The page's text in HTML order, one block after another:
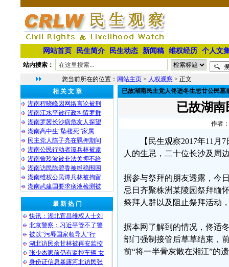
网站首页 民生简介 民生动态 新闻稿 维权经历 个人文
站内搜索：
您当前所在的位置： 网站主页 > 人权观察 > 正文
相 关 文 章
湖南程晓峰因网络言论被刑
湖南江水平被行政拘留罗群
湖南罗茜长沙病危友人探望
湖南高中生“坠楼死”家属
民主党人陈子亮在羁押期间
湖南公民行动者谭兵林被逮
湖南曾玲波被非法关押不给
湖南访民陈碧香被维稳围困
湖南维权公民谭兵林被拘留
湖南武建国要求痰液检测被
最 新 热 门
快讯：湖北宜昌维权人士刘
北京警察：习近平管不了警
被以“污辱国家领导人”行
湖北访民余甘林被再安监控
张少杰家前仍有监控车辆 女
身份证信息暴露河北访民张
已故湖南民主党人佟适冬生忌廿公民墓
已故湖
作者
【民生观察2017年11
人的生忌，二十位长沙及周
据参与祭拜的朋友透露，今
忌日齐聚株洲某陵园祭拜缅
祭拜人群以及阻止祭拜活动
据本网了解到的情况，佟适
部门强制接管后草草结束，
前“将一半骨灰散在湘江”的